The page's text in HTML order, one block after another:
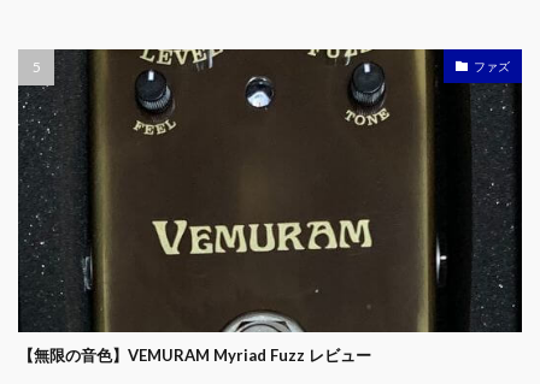
ファズ
【無限の音色】VEMURAM Myriad Fuzz レビュー